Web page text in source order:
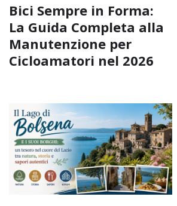
Bici Sempre in Forma:
La Guida Completa alla
Manutenzione per
Cicloamatori nel 2026